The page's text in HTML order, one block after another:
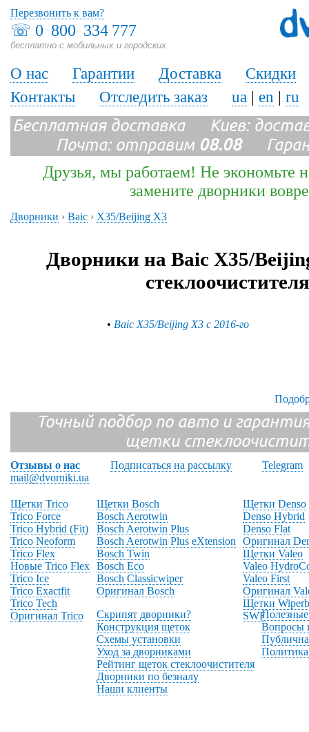
☏ 0 800 334 777
бесплатно с мобильных и городских
Перезвонить к вам?
О нас Гарантии Доставка
Скидки
Контакты
Отследить заказ ua | en | ru
Бесплатная доставка Киев:
Почта: отправим 08.08
Друзья, мы работаем! Не экономьте
замените дворники
Дворники › Baic › X35/Beijing X3
Дворники на Baic X35/
• Baic X35/Beijing X3 с 2016-го
Точный подбор по авто и
щетки
Отзывы о нас Подписаться на рассылку
Telegram
mail@dvorniki.ua
Щетки Trico
Trico Force
Trico Hybrid (Fit)
Trico Neoform
Trico Flex
Новые Trico Flex
Trico Ice
Trico Exactfit
Trico Tech
Оригинал Trico
Щетки Bosch
Bosch Aerotwin
Bosch Aerotwin Plus
Bosch Aerotwin Plus eXtension
Bosch Twin
Bosch Eco
Bosch Classicwiper
Оригинал Bosch
Щетки Denso
Denso Hybrid
Denso Flat
Оригинал
Щетки Valeo
Valeo
Valeo First
Оригинал
Щетки
SWF
Скрипят дворники?
Конструкция щеток
Схемы установки
Уход за дворниками
Рейтинг щеток стеклоочистителя
Дворники по безналу
Наши клиенты
Вопросы